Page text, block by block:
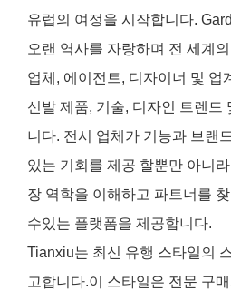
유럽의 여정을 시작합니다.
오랜 역사를 자랑하며 전 세계
업체, 에이전트, 디자이너 및 업
신발 제품, 기술, 디자인 트렌드
니다. 전시 업체가 기능과 브랜
있는 기회를 제공 할뿐만 아니
장 역학을 이해하고 파트너를
수있는 플랫폼을 제공합니다.
Tianxiu는 최신 유행 스타일의
고합니다.이 스타일은 전문 구